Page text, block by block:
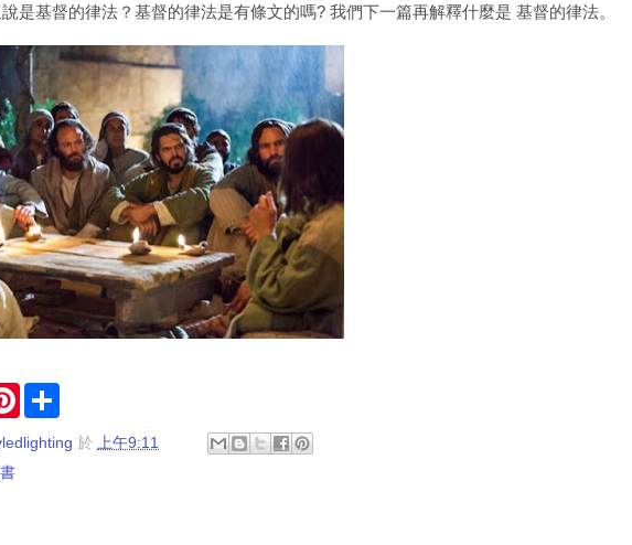
是基督的律法？基督的律法是有條文的嗎? 我們下一篇再解釋什麼是 基督的律法。
P
t
r
於
上午9:11